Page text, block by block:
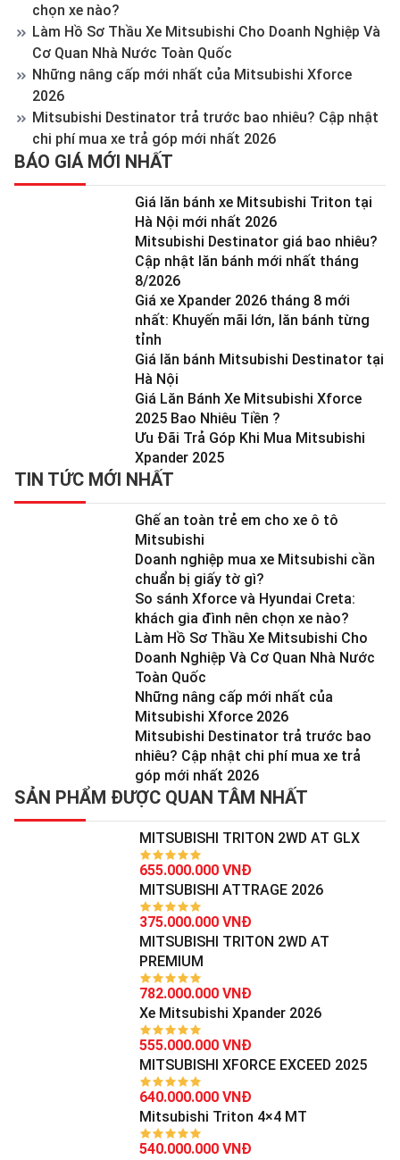
chọn xe nào?
Làm Hồ Sơ Thầu Xe Mitsubishi Cho Doanh Nghiệp Và
Cơ Quan Nhà Nước Toàn Quốc
Những nâng cấp mới nhất của Mitsubishi Xforce
2026
Mitsubishi Destinator trả trước bao nhiêu? Cập nhật
chi phí mua xe trả góp mới nhất 2026
BÁO GIÁ MỚI NHẤT
Giá lăn bánh xe Mitsubishi Triton tại
Hà Nội mới nhất 2026
Mitsubishi Destinator giá bao nhiêu?
Cập nhật lăn bánh mới nhất tháng
8/2026
Giá xe Xpander 2026 tháng 8 mới
nhất: Khuyến mãi lớn, lăn bánh từng
tỉnh
Giá lăn bánh Mitsubishi Destinator tại
Hà Nội
Giá Lăn Bánh Xe Mitsubishi Xforce
2025 Bao Nhiêu Tiền ?
Ưu Đãi Trả Góp Khi Mua Mitsubishi
Xpander 2025
TIN TỨC MỚI NHẤT
Ghế an toàn trẻ em cho xe ô tô
Mitsubishi
Doanh nghiệp mua xe Mitsubishi cần
chuẩn bị giấy tờ gì?
So sánh Xforce và Hyundai Creta:
khách gia đình nên chọn xe nào?
Làm Hồ Sơ Thầu Xe Mitsubishi Cho
Doanh Nghiệp Và Cơ Quan Nhà Nước
Toàn Quốc
Những nâng cấp mới nhất của
Mitsubishi Xforce 2026
Mitsubishi Destinator trả trước bao
nhiêu? Cập nhật chi phí mua xe trả
góp mới nhất 2026
SẢN PHẨM ĐƯỢC QUAN TÂM NHẤT
MITSUBISHI TRITON 2WD AT GLX
655.000.000 VNĐ
MITSUBISHI ATTRAGE 2026
375.000.000 VNĐ
MITSUBISHI TRITON 2WD AT
PREMIUM
782.000.000 VNĐ
Xe Mitsubishi Xpander 2026
555.000.000 VNĐ
MITSUBISHI XFORCE EXCEED 2025
640.000.000 VNĐ
Mitsubishi Triton 4×4 MT
540.000.000 VNĐ